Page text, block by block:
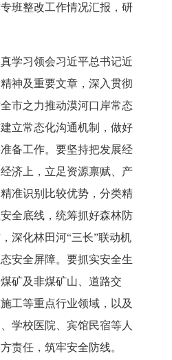
班整改工作情况汇报，研
学习领会习近平总书记近
神及重要文章， 深入贯彻
市之力推动漠河口岸常态
立常态化沟通机制，做好
备工作。 要坚持把发展经
济上， 立足资源禀赋、产
准识别比较优势，分类精
全底线，统筹抓好森林防
深化林田河“三长”联动机
安全屏障。要抓实安全生
矿及非煤矿山、道路交
工等重点行业领域，以及
学校医院、宾馆民宿等人
责任，筑牢安全防线。